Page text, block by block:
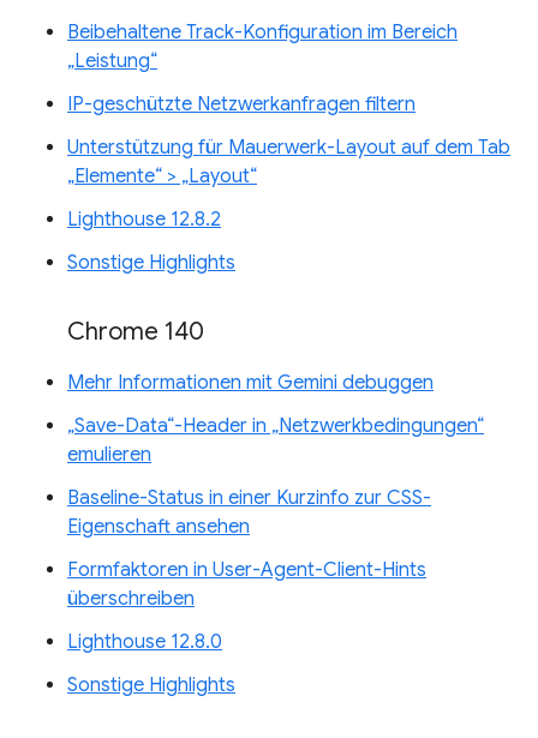
Beibehaltene Track-Konfiguration im Bereich
„Leistung“
IP-geschützte Netzwerkanfragen filtern
Unterstützung für Mauerwerk-Layout auf dem Tab
„Elemente“ > „Layout“
Lighthouse 12.8.2
Sonstige Highlights
Chrome 140
Mehr Informationen mit Gemini debuggen
„Save-Data“-Header in „Netzwerkbedingungen“
emulieren
Baseline-Status in einer Kurzinfo zur CSS-
Eigenschaft ansehen
Formfaktoren in User-Agent-Client-Hints
überschreiben
Lighthouse 12.8.0
Sonstige Highlights